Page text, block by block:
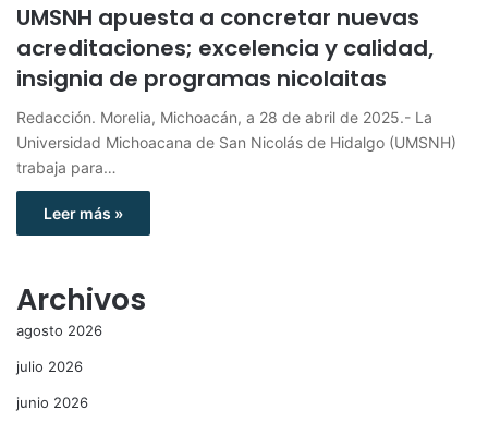
UMSNH apuesta a concretar nuevas
acreditaciones; excelencia y calidad,
insignia de programas nicolaitas
Redacción. Morelia, Michoacán, a 28 de abril de 2025.- La
Universidad Michoacana de San Nicolás de Hidalgo (UMSNH)
trabaja para…
Leer más »
Archivos
agosto 2026
julio 2026
junio 2026